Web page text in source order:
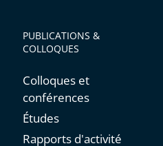
PUBLICATIONS &
COLLOQUES
Colloques et
conférences
Études
Rapports d'activité